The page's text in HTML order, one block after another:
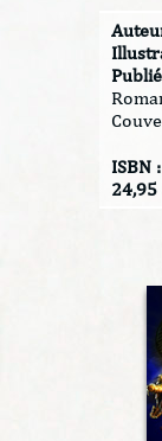
ISBN
24,95